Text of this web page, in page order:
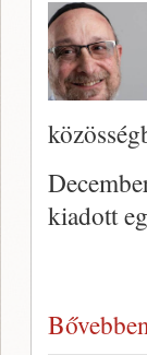
kiadott